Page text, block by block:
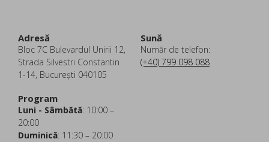
Adresă
Bloc 7C Bulevardul Unirii 12,
Strada Silvestri Constantin
1-14, București 040105
Sună
Număr de telefon:
(+40) 799 098 088
Program
Luni - Sâmbătă: 10:00 –
20:00
Duminică: 11:30 – 20:00